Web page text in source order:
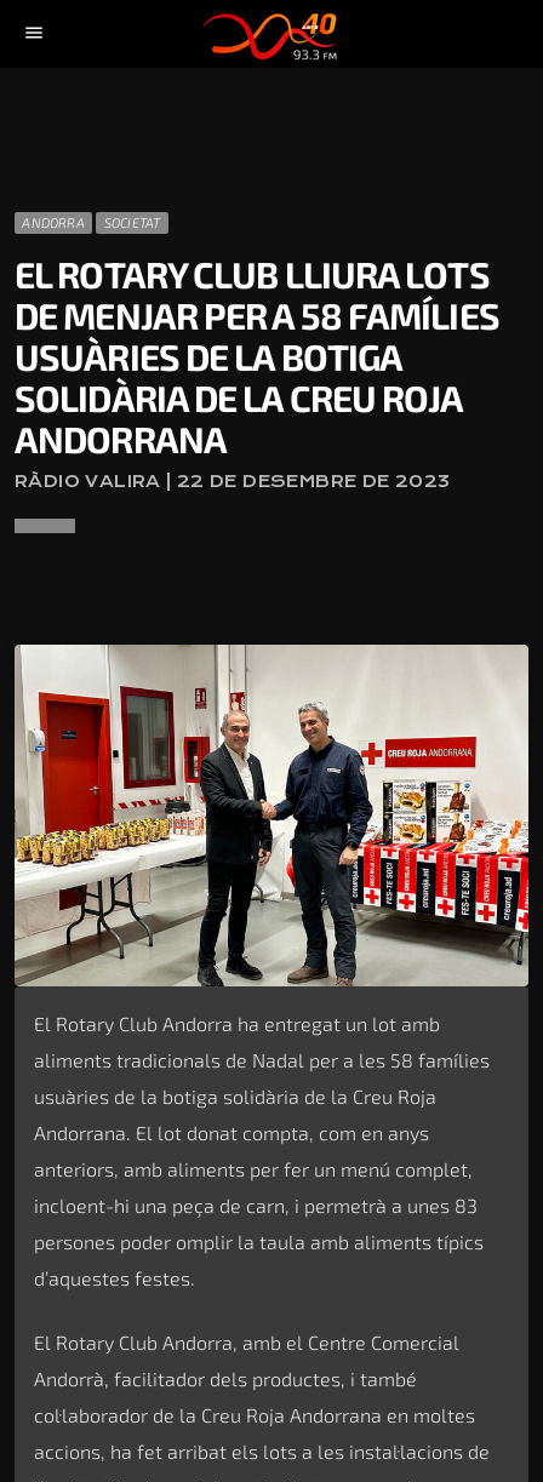
menu
ANDORRA SOCIETAT
EL ROTARY CLUB LLIURA LOTS
DE MENJAR PER A 58 FAMÍLIES
USUÀRIES DE LA BOTIGA
SOLIDÀRIA DE LA CREU ROJA
ANDORRANA
RÀDIO VALIRA | 22 DE DESEMBRE DE 2023
El Rotary Club Andorra ha entregat un lot amb
aliments tradicionals de Nadal per a les 58 famílies
usuàries de la botiga solidària de la Creu Roja
Andorrana. El lot donat compta, com en anys
anteriors, amb aliments per fer un menú complet,
incloent-hi una peça de carn, i permetrà a unes 83
persones poder omplir la taula amb aliments típics
d’aquestes festes.
El Rotary Club Andorra, amb el Centre Comercial
Andorrà, facilitador dels productes, i també
col·laborador de la Creu Roja Andorrana en moltes
accions, ha fet arribat els lots a les instal·lacions de